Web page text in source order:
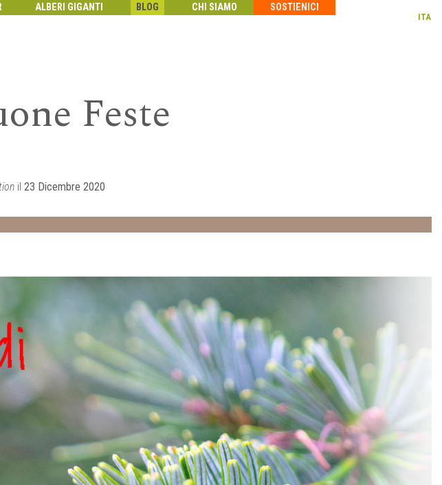
ITA
ALBERI GIGANTI BLOG CHI SIAMO SOSTIENICI
Feste
il 23 Dicembre 2020